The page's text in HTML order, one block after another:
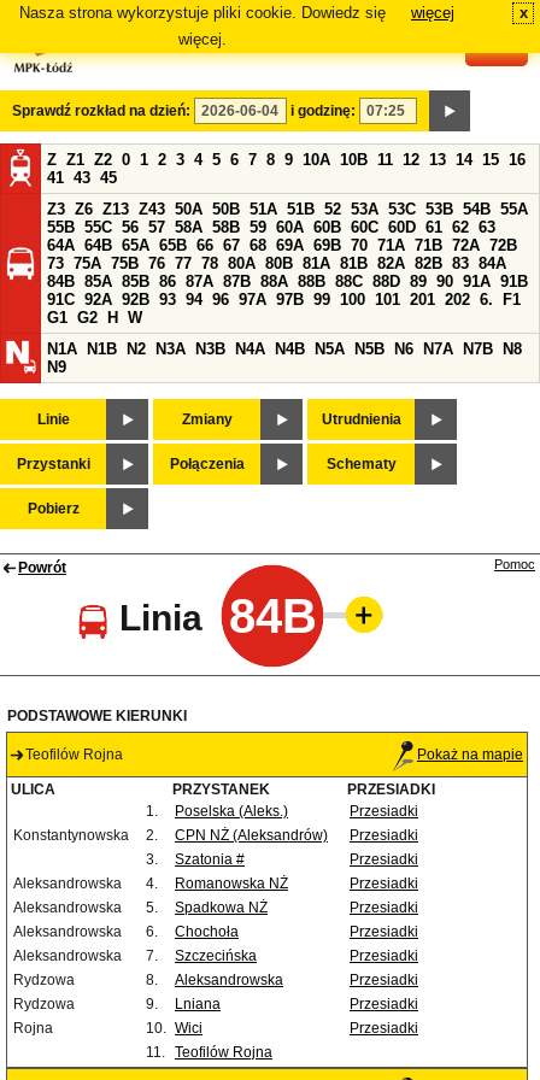
Nasza strona wykorzystuje pliki cookie. Dowiedz się
więcej.
więcej x
Sprawdź rozkład na dzień: i godzinę:
Z Z1 Z2 0 1 2 3 4 5 6 7 8 9 10A 10B 11 12 13 14 15 16
41 43 45
Z3 Z6 Z13 Z43 50A 50B 51A 51B 52 53A 53C 53B 54B 55A
55B 55C 56 57 58A 58B 59 60A 60B 60C 60D 61 62 63
64A 64B 65A 65B 66 67 68 69A 69B 70 71A 71B 72A 72B
73 75A 75B 76 77 78 80A 80B 81A 81B 82A 82B 83 84A
84B 85A 85B 86 87A 87B 88A 88B 88C 88D 89 90 91A 91B
91C 92A 92B 93 94 96 97A 97B 99 100 101 201 202 6.
F1
G1 G2 H
W
N1A
N1B N2 N3A N3B N4A N4B N5A N5B N6 N7A N7B
N8
N9
Linie Zmiany Utrudnienia
Przystanki Połączenia Schematy
Pobierz
Powrót
Linia 84B
Pomoc
PODSTAWOWE KIERUNKI
Teofilów Rojna Pokaż na mapie
ULICA PRZYSTANEK
PRZESIADKI
1.
Poselska (Aleks.)
Przesiadki
Konstantynowska
2. CPN NŻ (Aleksandrów)
Przesiadki
3.
Szatonia #
Przesiadki
Aleksandrowska
4. Romanowska NŻ
Przesiadki
Aleksandrowska
5. Spadkowa NŻ
Przesiadki
Aleksandrowska
6. Chochoła
Przesiadki
Aleksandrowska
7. Szczecińska
Przesiadki
Rydzowa
8. Aleksandrowska
Przesiadki
Rydzowa
9. Lniana
Przesiadki
Rojna
10. Wici
Przesiadki
11. Teofilów Rojna